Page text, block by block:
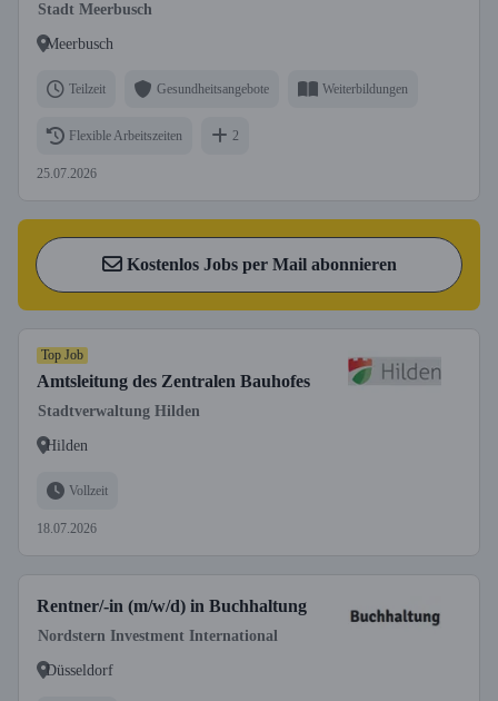
Stadt Meerbusch
Meerbusch
Teilzeit Gesundheitsangebote Weiterbildungen
Flexible Arbeitszeiten 2
25.07.2026
Kostenlos Jobs per Mail abonnieren
Top Job
Amtsleitung des Zentralen Bauhofes
Stadtverwaltung Hilden
Hilden
Vollzeit
18.07.2026
Rentner/-in (m/w/d) in Buchhaltung
Nordstern Investment International
Düsseldorf